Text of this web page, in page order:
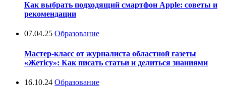
Как выбрать подходящий смартфон Apple: советы и
рекомендации
07.04.25 Образование
Мастер-класс от журналиста областной газеты
«Жетісу»: Как писать статьи и делиться знаниями
16.10.24 Образование